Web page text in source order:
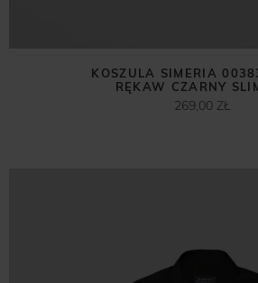
KOSZULA SIMERIA
RĘKAW CZARNY
269,00 ZŁ